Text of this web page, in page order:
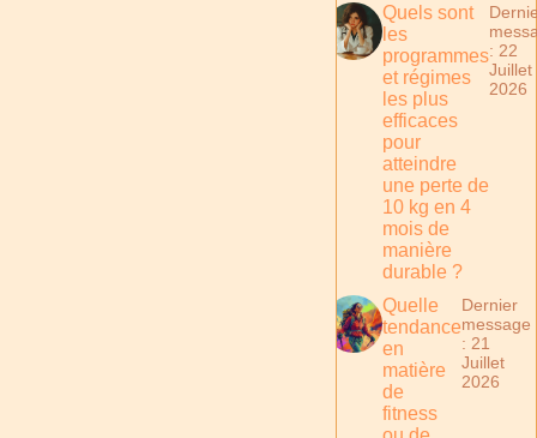
Quels sont
les
programmes
et régimes
les plus
efficaces
pour
atteindre
une perte de
10 kg en 4
mois de
manière
durable ?
: 22
Juillet
2026
Quelle
tendance
en
matière
de
fitness
Dernier
message
: 21
Juillet
2026